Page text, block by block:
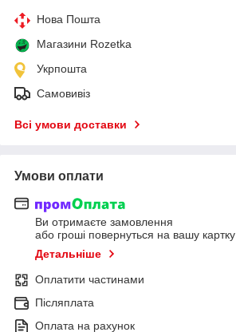
Нова Пошта
Магазини Rozetka
Укрпошта
Самовивіз
Всі умови доставки
Умови оплати
Ви отримаєте замовлення
або гроші повернуться на вашу картку
Детальніше
Оплатити частинами
Післяплата
Оплата на рахунок